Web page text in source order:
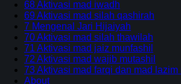
68 Aktivasi mad iwadh
69 Aktivasi mad silah qashirah
7 Mengenal Jari Hijaiyah
70 Aktivasi mad silah thawilah
71 Aktivasi mad jaiz munfashil
72 Aktivasi mad wajib mutashil
73 Aktivasi mad farqi dan mad
About